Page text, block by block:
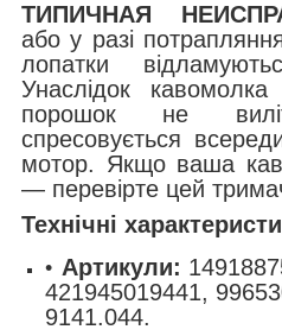
ТИПИЧНАЯ
або у разі
лопатки
Унаслідок
порошок не
спресовується
мотор. Якщо ваша
— перевірте цей
Технічні
Артикули:
421945019441,
9141.044.